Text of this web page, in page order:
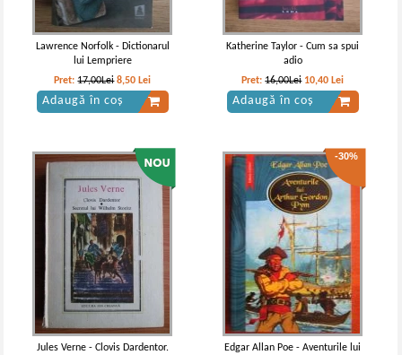
Lawrence Norfolk - Dictionarul
lui Lempriere
Pret:17,00Lei 8,50 Lei
Adaugă în coș
Katherine Taylor - Cum sa spui
adio
Pret:16,00Lei 10,40 Lei
Adaugă în coș
Jules Verne - Clovis Dardentor.
-30%
Edgar Allan Poe - Aventurile lui